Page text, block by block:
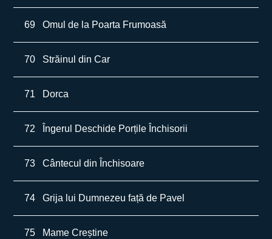
69 Omul de la Poarta Frumoasă
70 Străinul din Car
71 Dorca
72 Îngerul Deschide Porțile Închisorii
73 Cântecul din Închisoare
74 Grija lui Dumnezeu față de Pavel
75 Mame Creștine